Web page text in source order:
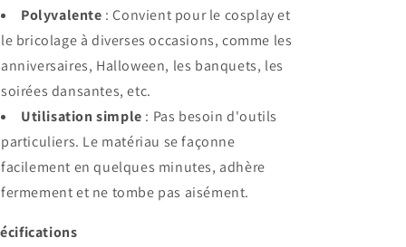
Polyvalente : Convient pour le cosplay et
le bricolage à diverses occasions, comme les
anniversaires, Halloween, les banquets, les
soirées dansantes, etc.
Utilisation simple : Pas besoin d'outils
particuliers. Le matériau se façonne
facilement en quelques minutes, adhère
fermement et ne tombe pas aisément.